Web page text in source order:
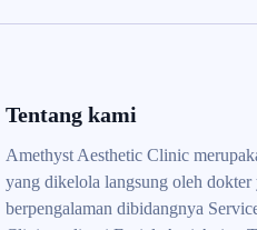
Tentang kami
Amethyst Aesthetic Clinic
yang dikelola langsung oleh dokter
berpengalaman dibidangnya